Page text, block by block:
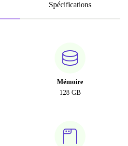
Spécifications
Mémoire
128 GB